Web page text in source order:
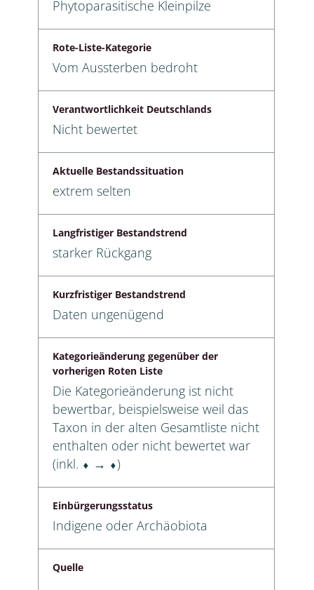
Phytoparasitische Kleinpilze
Rote-Liste-Kategorie
Vom Aussterben bedroht
Verantwortlichkeit Deutschlands
Nicht bewertet
Aktuelle Bestandssituation
extrem selten
Langfristiger Bestandstrend
starker Rückgang
Kurzfristiger Bestandstrend
Daten ungenügend
Kategorieänderung gegenüber der
vorherigen Roten Liste
Die Kategorieänderung ist nicht
bewertbar, beispielsweise weil das
Taxon in der alten Gesamtliste nicht
enthalten oder nicht bewertet war
(inkl. ⬧ → ⬧)
Einbürgerungsstatus
Indigene oder Archäobiota
Quelle